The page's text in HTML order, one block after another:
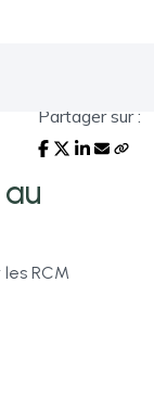
Partager sur :
RCM